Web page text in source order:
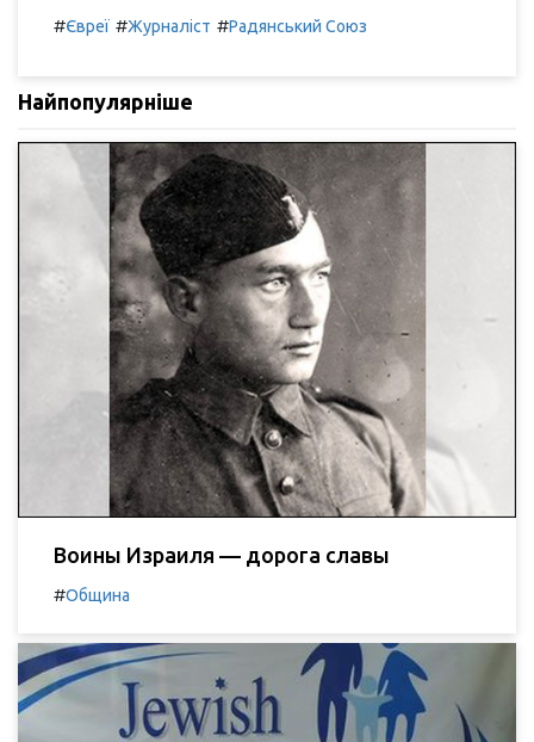
#Євреї #Журналіст #Радянський Союз
Найпопулярніше
Воины Израиля — дорога славы
#Община